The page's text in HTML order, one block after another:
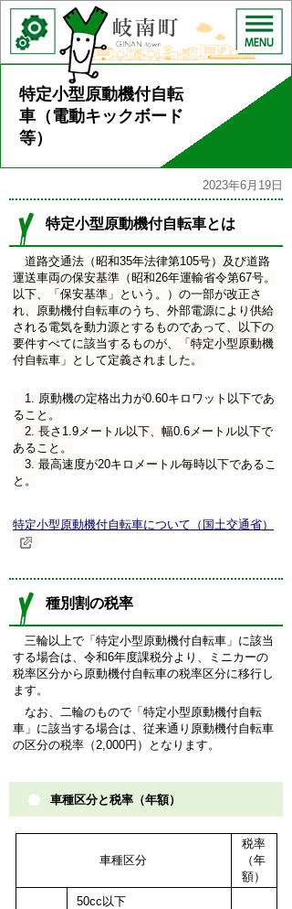
特定小型原動機付自転
車（電動キックボード
等）
2023年6月19日
特定小型原動機付自転車とは
道路交通法（昭和35年法律第105号）及び道路
運送車両の保安基準（昭和26年運輸省令第67号。
以下、「保安基準」という。）の一部が改正さ
れ、原動機付自転車のうち、外部電源により供給
される電気を動力源とするものであって、以下の
要件すべてに該当するものが、「特定小型原動機
付自転車」として定義されました。
1. 原動機の定格出力が0.60キロワット以下であ
ること。
2. 長さ1.9メートル以下、幅0.6メートル以下で
あること。
3. 最高速度が20キロメートル毎時以下であるこ
と。
特定小型原動機付自転車について（国土交通省）
種別割の税率
三輪以上で「特定小型原動機付自転車」に該当
する場合は、令和6年度課税分より、ミニカーの
税率区分から原動機付自転車の税率区分に移行し
ます。
なお、二輪のもので「特定小型原動機付自転
車」に該当する場合は、従来通り原動機付自転車
の区分の税率（2,000円）となります。
車種区分と税率（年額）
車種区分
税率
（年
額）
50cc以下